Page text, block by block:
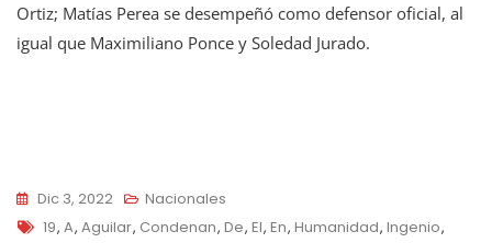
Ortiz; Matías Perea se desempeñó como defensor oficial, al
igual que Maximiliano Ponce y Soledad Jurado.
Dic 3, 2022
Nacionales
Tags
19, A, Aguilar, Condenan, De, El, En, Humanidad, Ingenio,